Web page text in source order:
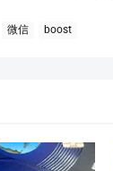
微信 boost